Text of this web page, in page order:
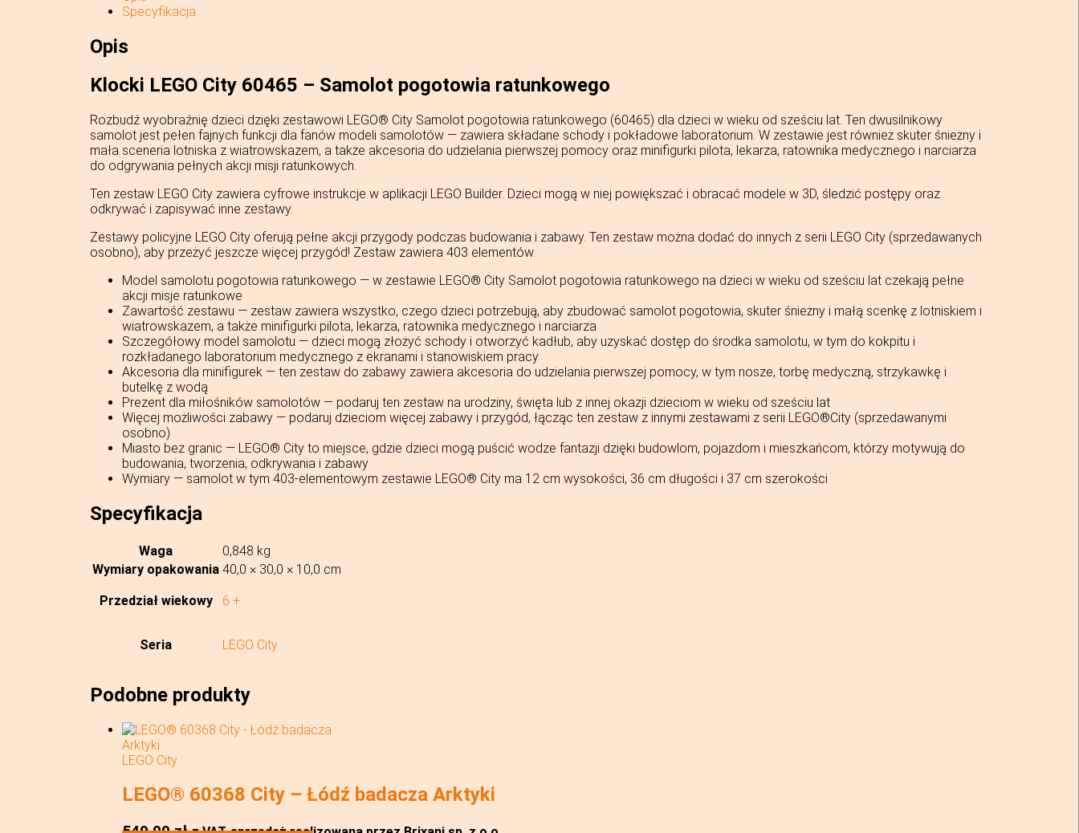
Specyfikacja
Opis
Klocki LEGO City 60465 – Samolot pogotowia ratunkowego
Rozbudź wyobraźnię dzieci dzięki zestawowi LEGO® City Samolot pogotowia ratunkowego (60465) dla dzieci w wieku od sześciu lat. Ten dwusilnikowy
samolot jest pełen fajnych funkcji dla fanów modeli samolotów — zawiera składane schody i pokładowe laboratorium. W zestawie jest również skuter śnieżny i
mała sceneria lotniska z wiatrowskazem, a także akcesoria do udzielania pierwszej pomocy oraz minifigurki pilota, lekarza, ratownika medycznego i narciarza
do odgrywania pełnych akcji misji ratunkowych.
Ten zestaw LEGO City zawiera cyfrowe instrukcje w aplikacji LEGO Builder. Dzieci mogą w niej powiększać i obracać modele w 3D, śledzić postępy oraz
odkrywać i zapisywać inne zestawy.
Zestawy policyjne LEGO City oferują pełne akcji przygody podczas budowania i zabawy. Ten zestaw można dodać do innych z serii LEGO City (sprzedawanych
osobno), aby przeżyć jeszcze więcej przygód! Zestaw zawiera 403 elementów.
Model samolotu pogotowia ratunkowego — w zestawie LEGO® City Samolot pogotowia ratunkowego na dzieci w wieku od sześciu lat czekają pełne
akcji misje ratunkowe
Zawartość zestawu — zestaw zawiera wszystko, czego dzieci potrzebują, aby zbudować samolot pogotowia, skuter śnieżny i małą scenkę z lotniskiem i
wiatrowskazem, a także minifigurki pilota, lekarza, ratownika medycznego i narciarza
Szczegółowy model samolotu — dzieci mogą złożyć schody i otworzyć kadłub, aby uzyskać dostęp do środka samolotu, w tym do kokpitu i
rozkładanego laboratorium medycznego z ekranami i stanowiskiem pracy
Akcesoria dla minifigurek — ten zestaw do zabawy zawiera akcesoria do udzielania pierwszej pomocy, w tym nosze, torbę medyczną, strzykawkę i
butelkę z wodą
Prezent dla miłośników samolotów — podaruj ten zestaw na urodziny, święta lub z innej okazji dzieciom w wieku od sześciu lat
Więcej możliwości zabawy — podaruj dzieciom więcej zabawy i przygód, łącząc ten zestaw z innymi zestawami z serii LEGO®City (sprzedawanymi
osobno)
Miasto bez granic — LEGO® City to miejsce, gdzie dzieci mogą puścić wodze fantazji dzięki budowlom, pojazdom i mieszkańcom, którzy motywują do
budowania, tworzenia, odkrywania i zabawy
Wymiary — samolot w tym 403-elementowym zestawie LEGO® City ma 12 cm wysokości, 36 cm długości i 37 cm szerokości
Specyfikacja
Waga
0,848 kg
Wymiary opakowania 40,0 × 30,0 × 10,0 cm
Przedział wiekowy 6 +
Seria LEGO City
Podobne produkty
LEGO City
LEGO® 60368 City – Łódź badacza Arktyki